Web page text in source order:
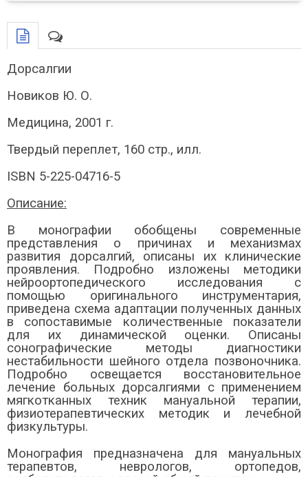
Дорсалгии
Новиков Ю. О.
Медицина, 2001 г.
Твердый переплет, 160 стр., илл.
ISBN 5-225-04716-5
Описание:
В монографии обобщены современные
представления о причинах и механизмах
развития дорсалгий, описаны их клинические
проявления. Подробно изложены методики
нейроортопедического исследования с
помощью оригинального инструментария,
приведена схема адаптации полученных данных
в сопоставимые количественные показатели
для их динамической оценки. Описаны
сонографические методы диагностики
нестабильности шейного отдела позвоночника.
Подробно освещается восстановительное
лечение больных дорсалгиями с применением
мягкотканных техник мануальной терапии,
физиотерапевтических методик и лечебной
физкультуры.
Монография предназначена для мануальных
терапевтов, неврологов, ортопедов,